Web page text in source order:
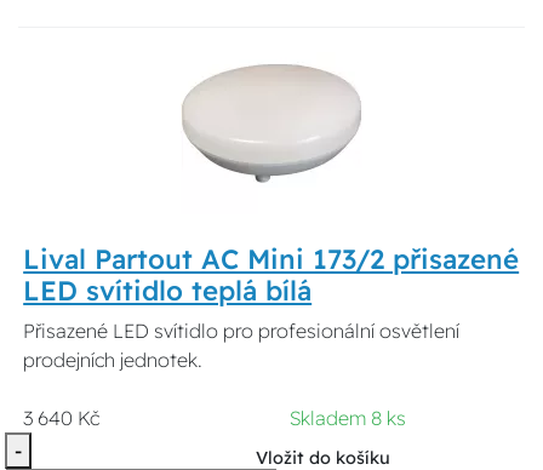
Lival Partout AC Mini 173/2 přisazené
LED svítidlo teplá bílá
Přisazené LED svítidlo pro profesionální osvětlení
prodejních jednotek.
3 640 Kč
Skladem 8 ks
-
Vložit do košíku